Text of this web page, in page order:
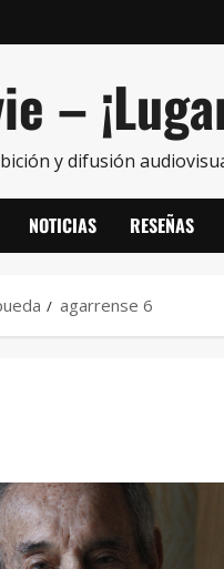
–
y difusión
NOTICIAS RESEÑAS
agarrense 6